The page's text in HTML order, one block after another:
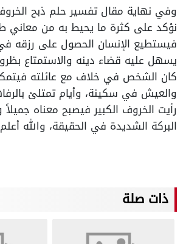
وفي نهاية مقال تفسير حلم ذبح
نؤكد على كثرة ما يحيط به من معاني
فيستطيع الإنسان الحصول على رزقه في
يسهل عليه قضاء دينه والاستمتاع
كان الشخص في خلاف مع عائلته
والعيش في سكينة، وأيام تمتلئ
رأيت الخروف الكبير فيصبح معناه
البركة الشديدة في الحقيقة، والله
ذات صلة